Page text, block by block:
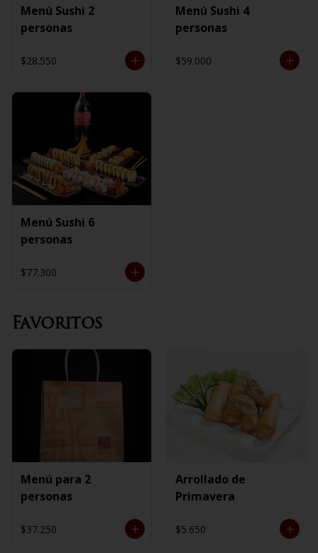
Menú Sushi 2
personas
$28.550
Menú Sushi 4
personas
$59.000
Menú Sushi 6
personas
$77.300
Favoritos
Menú para 2
personas
$37.250
Arrollado de
Primavera
$5.650